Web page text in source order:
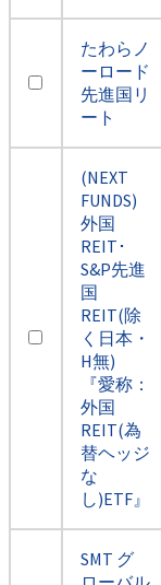
たわらノ
ーロード
先進国リ
ート
(NEXT
FUNDS)
外国
REIT･
S&P先進
国
REIT(除
く日本・
H無)
『愛称：
外国
REIT(為
替ヘッジ
な
し)ETF』
SMT グ